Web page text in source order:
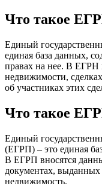
Что такое
Единый
единая база данных,
правах на нее. В ЕГРН
недвижимости,
об участниках этих
Что такое
Единый
(ЕГРП) – это единая
В ЕГРП вносятся
документах, выданных
недвижимость.